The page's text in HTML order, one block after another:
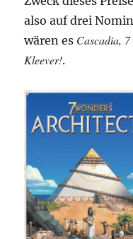
also auf drei
wären es Cascadia,
Kleever!.